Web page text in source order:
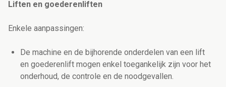
Liften en goederenliften
Enkele aanpassingen:
De machine en de bijhorende onderdelen van een lift
en goederenlift mogen enkel toegankelijk zijn voor het
onderhoud, de controle en de noodgevallen.